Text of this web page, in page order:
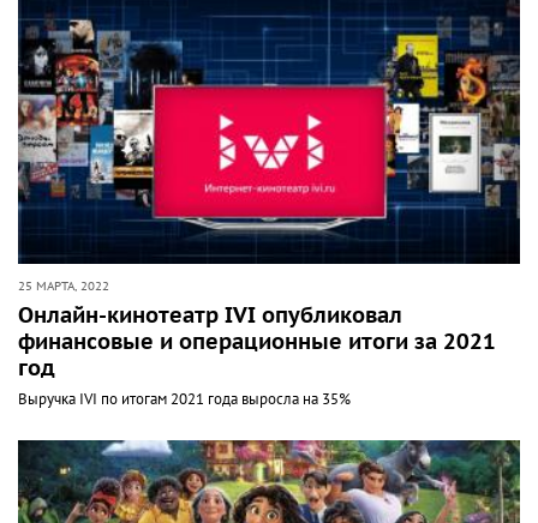
25 МАРТА, 2022
Онлайн-кинотеатр IVI опубликовал
финансовые и операционные итоги за 2021
год
Выручка IVI по итогам 2021 года выросла на 35%